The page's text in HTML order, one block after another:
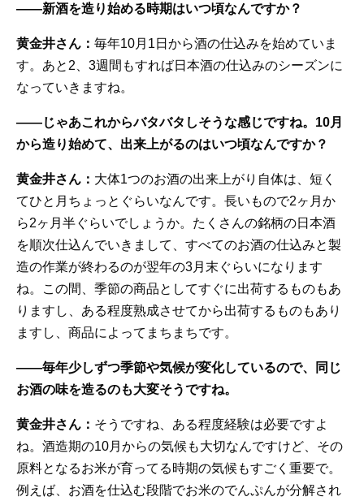
——新酒を造り始める時期はいつ頃なんですか？
黄金井さん： 毎年10月1日から酒の仕込みを始めていま
す。あと2、3週間もすれば日本酒の仕込みのシーズンに
なっていきますね。
——じゃあこれからバタバタしそうな感じですね。10月
から造り始めて、出来上がるのはいつ頃なんですか？
黄金井さん： 大体1つのお酒の出来上がり自体は、短く
てひと月ちょっとぐらいなんです。長いもので2ヶ月か
ら2ヶ月半ぐらいでしょうか。たくさんの銘柄の日本酒
を順次仕込んでいきまして、すべてのお酒の仕込みと製
造の作業が終わるのが翌年の3月末ぐらいになります
ね。この間、季節の商品としてすぐに出荷するものもあ
りますし、ある程度熟成させてから出荷するものもあり
ますし、商品によってまちまちです。
——毎年少しずつ季節や気候が変化しているので、同じ
お酒の味を造るのも大変そうですね。
黄金井さん： そうですね、ある程度経験は必要ですよ
ね。酒造期の10月からの気候も大切なんですけど、その
原料となるお米が育ってる時期の気候もすごく重要で。
例えば、お酒を仕込む段階でお米のでんぷんが分解され